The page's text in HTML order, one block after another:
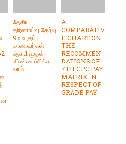
தேசிய
திறனாய்வு தேர்வு
9ம் வகுப்பு
மாணவர்கள்
ஆக.1 முதல்
விண்ணப்பிக்க
லாம்.
A
COMPARATIV
E CHART ON
THE
RECOMMEN
DATIONS OF -
7TH CPC PAY
MATRIX IN
RESPECT OF
GRADE PAY